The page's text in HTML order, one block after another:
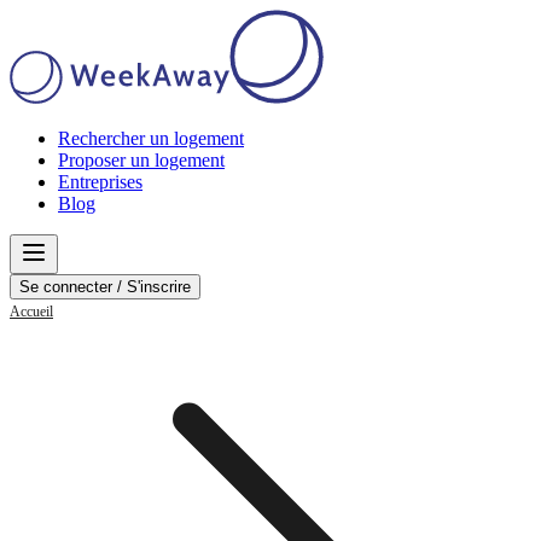
Rechercher un logement
Proposer un logement
Entreprises
Blog
Se connecter / S'inscrire
Accueil